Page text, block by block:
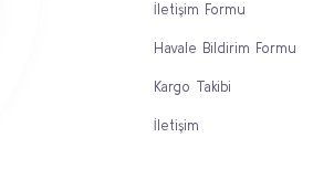
İletişim Formu
Havale Bildirim Formu
Kargo Takibi
İletişim